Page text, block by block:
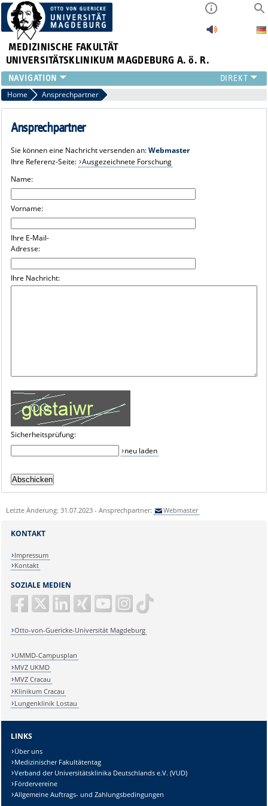
MEDIZINISCHE FAKULTÄT
UNIVERSITÄTSKLINIKUM MAGDEBURG A. ö. R.
INSTITUTE
KLINIKEN
ZENTRALE EINRICHTUNGEN
PRESSE
INTERNATIONAL
INTRANET
Home Ansprechpartner
Ansprechpartner
Sie können eine Nachricht versenden an:Webmaster
Ihre Referenz-Seite: Ausgezeichnete Forschung
Name:
Vorname:
Ihre E-Mail-
Adresse:
Ihre Nachricht:
Sicherheitsprüfung:
neu laden
Letzte Änderung: 31.07.2023 - Ansprechpartner: Webmaster
SOZIALE MEDIEN
Otto-von-Guericke-Universität Magdeburg
KONTAKT
Impressum
Kontakt
UMMD-Campusplan
MVZ UKMD
MVZ Cracau
Klinikum Cracau
Lungenklinik Lostau
LINKS
Über uns
Medizinischer Fakultätentag
Verband der Universitätsklinika Deutschlands e.V. (VUD)
Fördervereine
Allgemeine Auftrags- und Zahlungsbedingungen